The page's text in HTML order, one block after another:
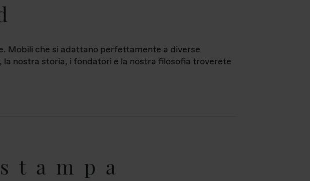
Mobili che si adattano perfettamente a diverse
nostra storia, i fondatori e la nostra filosofia troverete